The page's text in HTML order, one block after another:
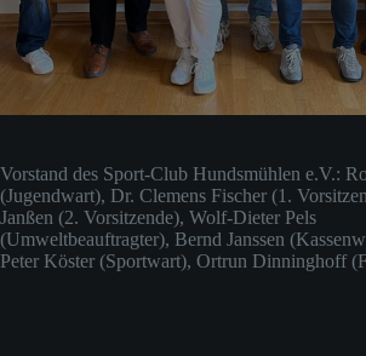
Vorstand des Sport-Club Hundsmühlen e.V.:
(Jugendwart), Dr. Clemens Fischer (1.
Janßen (2. Vorsitzende), Wolf-Dieter Pels
(Umweltbeauftragter), Bernd Janssen
Peter Köster (Sportwart), Ortrun Dinninghoff